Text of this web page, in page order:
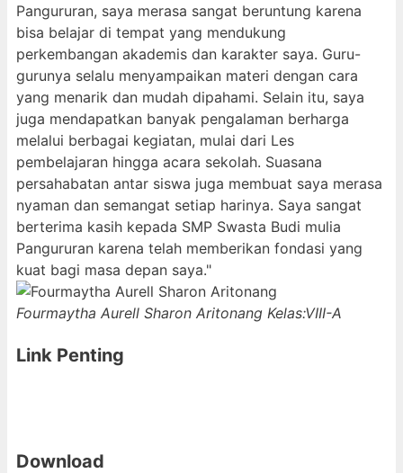
Pangururan, saya merasa sangat beruntung karena
bisa belajar di tempat yang mendukung
perkembangan akademis dan karakter saya. Guru-
gurunya selalu menyampaikan materi dengan cara
yang menarik dan mudah dipahami. Selain itu, saya
juga mendapatkan banyak pengalaman berharga
melalui berbagai kegiatan, mulai dari Les
pembelajaran hingga acara sekolah. Suasana
persahabatan antar siswa juga membuat saya merasa
nyaman dan semangat setiap harinya. Saya sangat
berterima kasih kepada SMP Swasta Budi mulia
Pangururan karena telah memberikan fondasi yang
kuat bagi masa depan saya."
Fourmaytha Aurell Sharon Aritonang Kelas:VIII-A
Link Penting
Download